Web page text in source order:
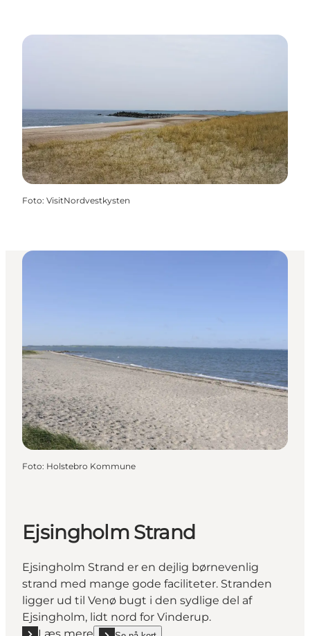
Foto: VisitNordvestkysten
Foto: Holstebro Kommune
Ejsingholm Strand
Ejsingholm Strand er en dejlig børnevenlig
strand med mange gode faciliteter. Stranden
ligger ud til Venø bugt i den sydlige del af
Ejsingholm, lidt nord for Vinderup.